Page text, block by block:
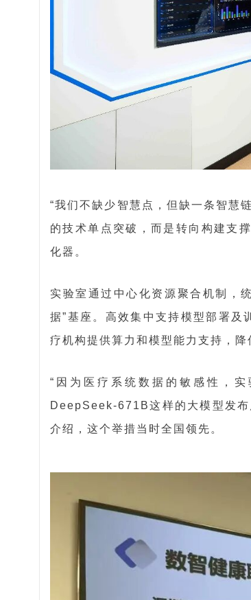
“我们不缺少智慧点，但缺一条智慧
的技术单点突破，而是转向构建支
化器。
实验室通过中心化资源聚合机制，
据”基座。高效集中支持模型部署
疗机构提供算力和模型能力支持，降
“因为医疗系统数据的敏感性，
DeepSeek-671B这样的大模型发
介绍，这个举措当时全国领先。